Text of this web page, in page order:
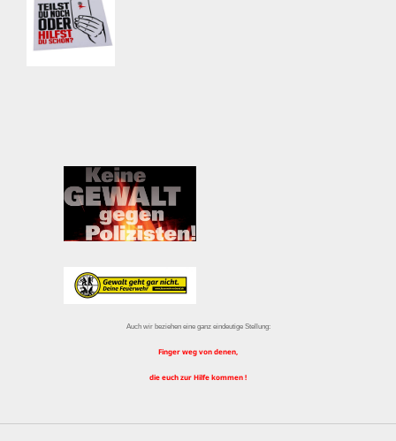
Auch wir beziehen eine ganz eindeutige Stellung:
Finger weg von denen,
die euch zur Hilfe kommen !